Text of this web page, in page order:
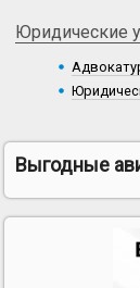
Юридические
Выгодные